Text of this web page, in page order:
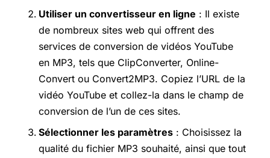
Utiliser un convertisseur en ligne : Il existe
de nombreux sites web qui offrent des
services de conversion de vidéos YouTube
en MP3, tels que ClipConverter, Online-
Convert ou Convert2MP3. Copiez l’URL de la
vidéo YouTube et collez-la dans le champ de
conversion de l’un de ces sites.
Sélectionner les paramètres : Choisissez la
qualité du fichier MP3 souhaité, ainsi que tout